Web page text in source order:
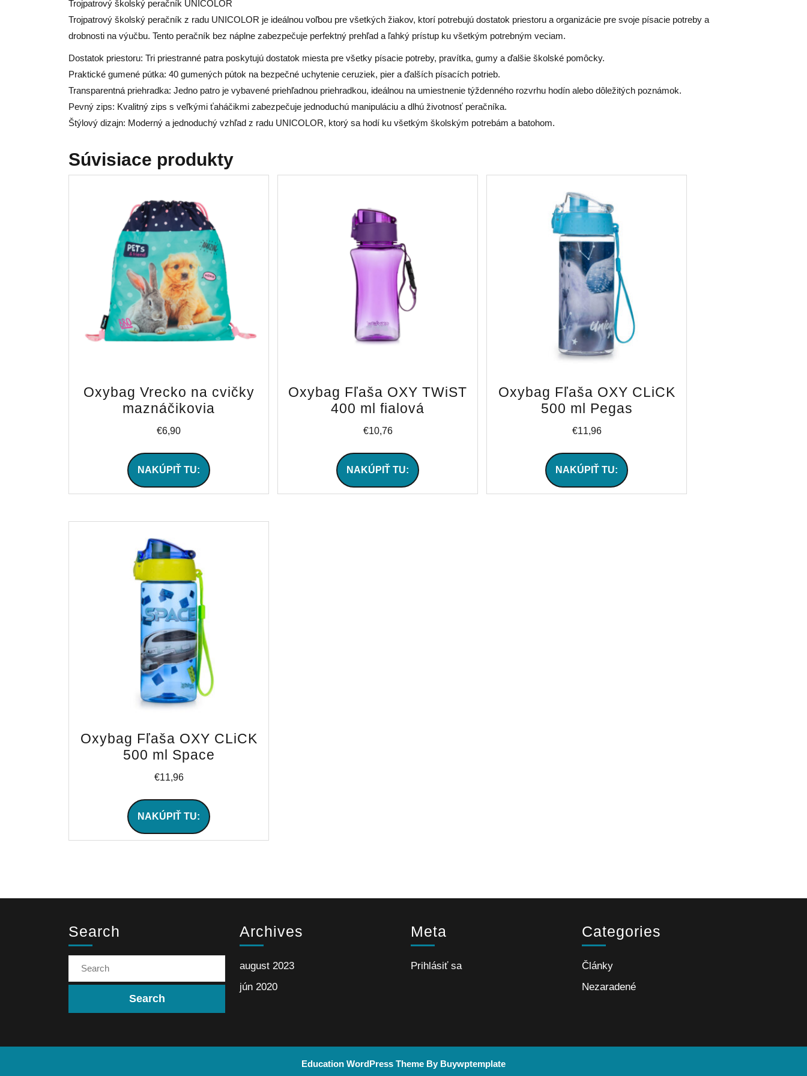
Trojpatrový školský peračník UNICOLOR
Trojpatrový školský peračník z radu UNICOLOR je ideálnou voľbou pre všetkých žiakov, ktorí potrebujú dostatok priestoru a organizácie pre svoje písacie potreby a
drobnosti na výučbu. Tento peračník bez náplne zabezpečuje perfektný prehľad a ľahký prístup ku všetkým potrebným veciam.
Dostatok priestoru: Tri priestranné patra poskytujú dostatok miesta pre všetky písacie potreby, pravítka, gumy a ďalšie školské pomôcky.
Praktické gumené pútka: 40 gumených pútok na bezpečné uchytenie ceruziek, pier a ďalších písacích potrieb.
Transparentná priehradka: Jedno patro je vybavené priehľadnou priehradkou, ideálnou na umiestnenie týždenného rozvrhu hodín alebo dôležitých poznámok.
Pevný zips: Kvalitný zips s veľkými ťaháčikmi zabezpečuje jednoduchú manipuláciu a dlhú životnosť peračníka.
Štýlový dizajn: Moderný a jednoduchý vzhľad z radu UNICOLOR, ktorý sa hodí ku všetkým školským potrebám a batohom.
Súvisiace produkty
Oxybag Vrecko na cvičky
maznáčikovia
€6,90
NAKÚPIŤ TU:
Oxybag Fľaša OXY TWiST
400 ml fialová
€10,76
NAKÚPIŤ TU:
Oxybag Fľaša OXY CLiCK
500 ml Pegas
€11,96
NAKÚPIŤ TU:
Oxybag Fľaša OXY CLiCK
500 ml Space
€11,96
NAKÚPIŤ TU:
Search Archives
august 2023
jún 2020
Meta
Prihlásiť sa
Categories
Články
Nezaradené
Education WordPress Theme By Buywptemplate